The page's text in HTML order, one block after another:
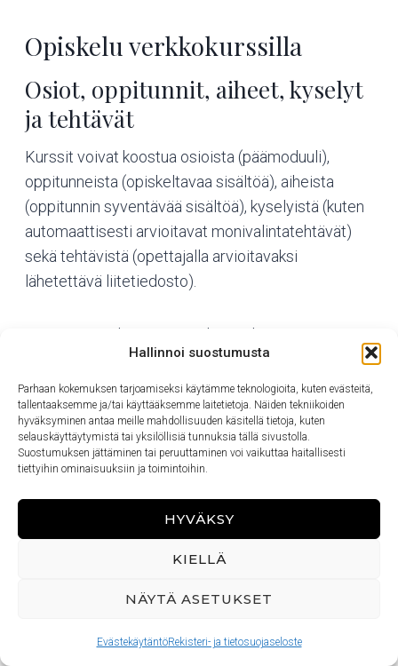
Hallinnoi suostumusta
Parhaan kokemuksen tarjoamiseksi käytämme teknologioita, kuten evästeitä,
tallentaaksemme ja/tai käyttääksemme laitetietoja. Näiden tekniikoiden
hyväksyminen antaa meille mahdollisuuden käsitellä tietoja, kuten
selauskäyttäytymistä tai yksilöllisiä tunnuksia tällä sivustolla.
Suostumuksen jättäminen tai peruuttaminen voi vaikuttaa haitallisesti
tiettyihin ominaisuuksiin ja toimintoihin.
HYVÄKSY
KIELLÄ
NÄYTÄ ASETUKSET
EvästekäytäntöRekisteri- ja tietosuojaseloste
Opiskelu verkkokurssilla
Osiot, oppitunnit, aiheet, kyselyt
ja tehtävät
Kurssit voivat koostua osioista (päämoduuli),
oppitunneista (opiskeltavaa sisältöä), aiheista
(oppitunnin syventävää sisältöä), kyselyistä (kuten
automaattisesti arvioitavat monivalintatehtävät)
sekä tehtävistä (opettajalla arvioitavaksi
lähetettävä liitetiedosto).
Oppimateriaalit voivat sisältää videoita, äänitteitä,
artikkeleita, liitetiedostoja (kuten pdf-oppaat ja e-
kirjat) sekä linkkejä lisätietoihin. Oppimissisällöt on
pyritty rakentamaan monimuotoisiksi esimerkiksi
siten, että videoiden sisällöt on kirjoitettu auki
oppitunnin tai aiheen sivulle. Voit siis palata
tarvitse etsiä videolta tiettyä kohtaa, jos haluat
Oppitunnin sisällön näkyminen